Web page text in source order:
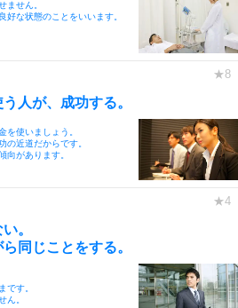
ません。
好な状態のことをいいます。
人が、成功する。
を使いましょう。
の近道だからです。
向があります。
。
同じことをする。
です。
ん。